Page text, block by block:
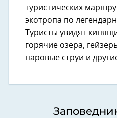
туристических
экотропа по
Туристы увидят
горячие озера,
паровые струи и